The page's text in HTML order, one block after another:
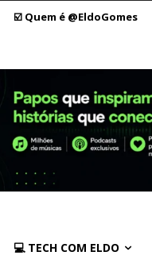
☑️ Quem é @EldoGomes
💻 TECH COM ELDO